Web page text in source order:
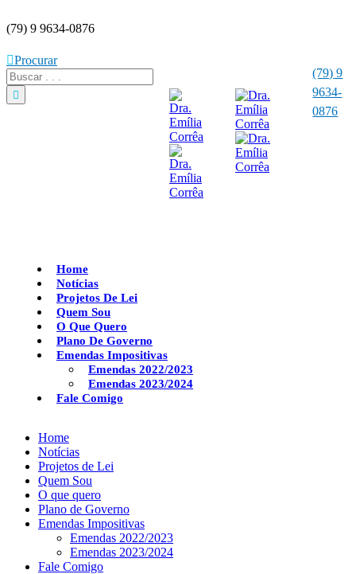
(79) 9 9634-0876
Procurar
(79) 9
9634-
0876
Home
Notícias
Projetos De Lei
Quem Sou
O Que Quero
Plano De Governo
Emendas Impositivas
Emendas 2022/2023
Emendas 2023/2024
Fale Comigo
Home
Notícias
Projetos de Lei
Quem Sou
O que quero
Plano de Governo
Emendas Impositivas
Emendas 2022/2023
Emendas 2023/2024
Fale Comigo